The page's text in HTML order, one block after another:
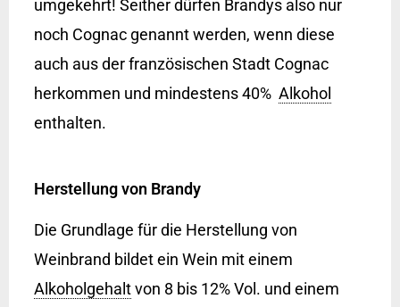
umgekehrt! Seither dürfen Brandys also nur
noch Cognac genannt werden, wenn diese
auch aus der französischen Stadt Cognac
herkommen und mindestens 40% Alkohol
enthalten.
Herstellung von Brandy
Die Grundlage für die Herstellung von
Weinbrand bildet ein Wein mit einem
Alkoholgehaltvon 8 bis 12% Vol. und einem